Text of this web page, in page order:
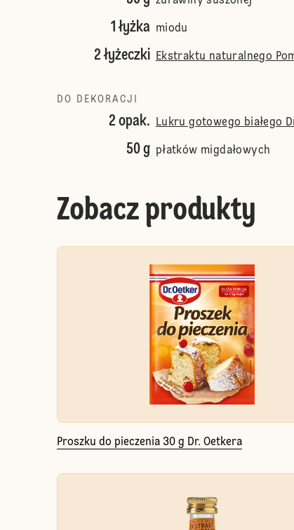
1 łyżka miodu
2 łyżeczki Ekstraktu naturalnego
DO DEKORACJI
2 opak. Lukru gotowego białego
50 g płatków migdałowych
Zobacz produkty
Proszku do pieczenia 30 g Dr. Oetkera